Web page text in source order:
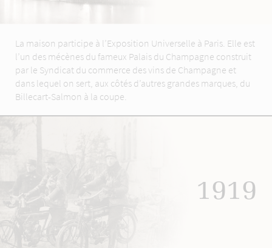
La maison participe à l’Exposition Universelle à Paris. Elle est
l’un des mécènes du fameux Palais du Champagne construit
par le Syndicat du commerce des vins de Champagne et
dans lequel on sert, aux côtés d’autres grandes marques, du
Billecart-Salmon à la coupe.
1919